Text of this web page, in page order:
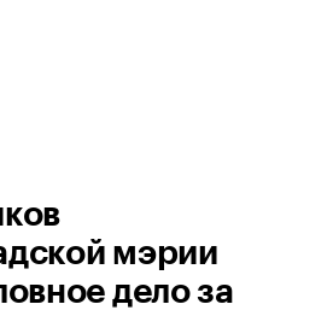
мэрии
дело за